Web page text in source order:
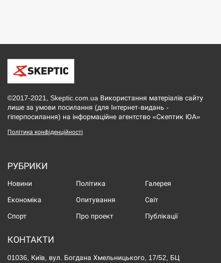
©2017-2021, Skeptic.com.ua Використання матеріалів сайту
лише за умови посилання (для Інтернет-видань -
гіперпосилання) на інформаційне агентство «Скептик ЮА»
Політика конфіденційності
РУБРИКИ
Новини Політика Галерея
Економіка Опитування Світ
Спорт Про проект Публікації
КОНТАКТИ
01036, Київ, вул. Богдана Хмельницького, 17/52, БЦ